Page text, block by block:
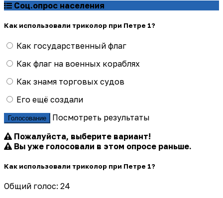
Соц.опрос населения
Как использовали триколор при Петре 1?
Как государственный флаг
Как флаг на военных кораблях
Как знамя торговых судов
Его ещё создали
Голосование
Посмотреть результаты
Пожалуйста, выберите вариант!
Вы уже голосовали в этом опросе раньше.
Как использовали триколор при Петре 1?
Общий голос: 24